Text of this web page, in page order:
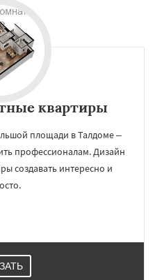
квартиры
площади в Талдоме –
профессионалам. Дизайн
создавать интересно и